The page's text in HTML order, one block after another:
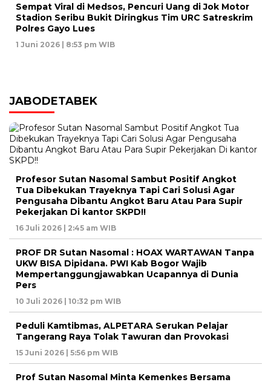
Sempat Viral di Medsos, Pencuri Uang di Jok Motor
Stadion Seribu Bukit Diringkus Tim URC Satreskrim
Polres Gayo Lues
1 Juni 2026 | 8:53 pm WIB
JABODETABEK
Profesor Sutan Nasomal Sambut Positif Angkot
Tua Dibekukan Trayeknya Tapi Cari Solusi Agar
Pengusaha Dibantu Angkot Baru Atau Para Supir
Pekerjakan Di kantor SKPD!!
16 Juli 2026 | 2:45 am WIB
PROF DR Sutan Nasomal : HOAX WARTAWAN Tanpa
UKW BISA Dipidana. PWI Kab Bogor Wajib
Mempertanggungjawabkan Ucapannya di Dunia
Pers
10 Juli 2026 | 10:32 pm WIB
Peduli Kamtibmas, ALPETARA Serukan Pelajar
Tangerang Raya Tolak Tawuran dan Provokasi
15 Juni 2026 | 5:56 pm WIB
Prof Sutan Nasomal Minta Kemenkes Bersama